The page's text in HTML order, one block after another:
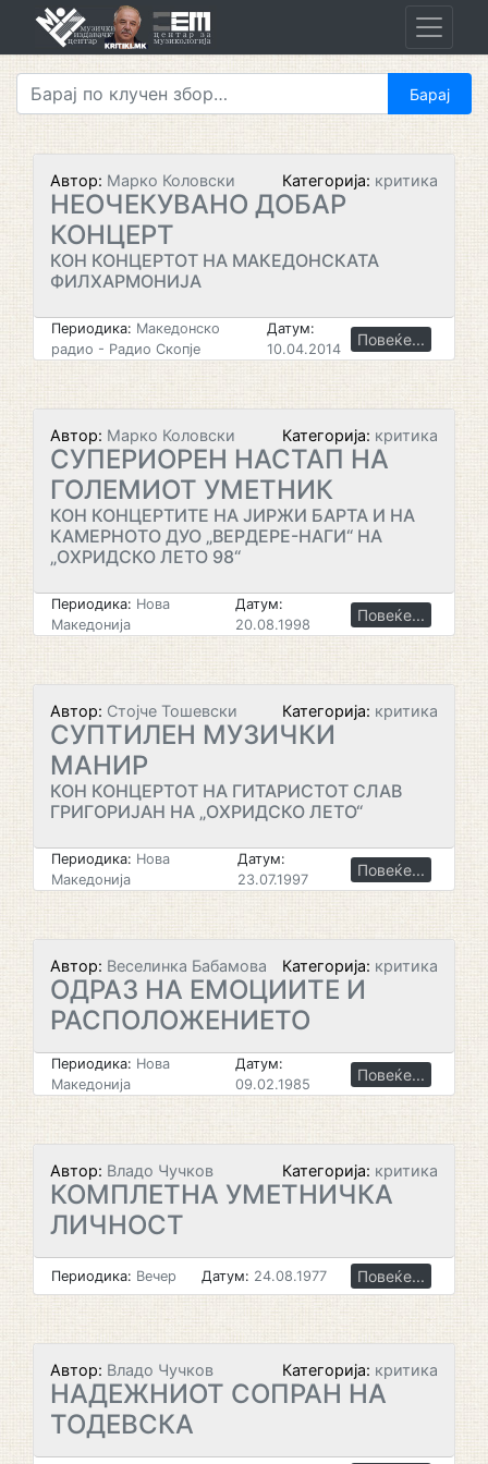
Автор: Марко Коловски Категорија: критика
НЕОЧЕКУВАНО ДОБАР
КОНЦЕРТ
КОН КОНЦЕРТОТ НА МАКЕДОНСКАТА
ФИЛХАРМОНИЈА
Периодика: Македонско
радио - Радио Скопје
Датум:
10.04.2014
Повеќе...
Автор: Марко Коловски Категорија: критика
СУПЕРИОРЕН НАСТАП НА
ГОЛЕМИОТ УМЕТНИК
КОН КОНЦЕРТИТЕ НА ЈИРЖИ БАРТА И НА
КАМЕРНОТО ДУО „ВЕРДЕРЕ-НАГИ“ НА
„ОХРИДСКО ЛЕТО 98“
Периодика: Нова
Македонија
Датум:
20.08.1998
Повеќе...
Автор: Стојче Тошевски Категорија: критика
СУПТИЛЕН МУЗИЧКИ
МАНИР
КОН КОНЦЕРТОТ НА ГИТАРИСТОТ СЛАВ
ГРИГОРИЈАН НА „ОХРИДСКО ЛЕТО“
Периодика: Нова
Македонија
Датум:
23.07.1997
Повеќе...
Автор: Веселинка Бабамова Категорија: критика
ОДРАЗ НА ЕМОЦИИТЕ И
РАСПОЛОЖЕНИЕТО
Периодика: Нова
Македонија
Датум:
09.02.1985
Повеќе...
Автор: Владо Чучков Категорија: критика
КОМПЛЕТНА УМЕТНИЧКА
ЛИЧНОСТ
Периодика: Вечер Датум: 24.08.1977 Повеќе...
Автор: Владо Чучков Категорија: критика
НАДЕЖНИОТ СОПРАН НА
ТОДЕВСКА